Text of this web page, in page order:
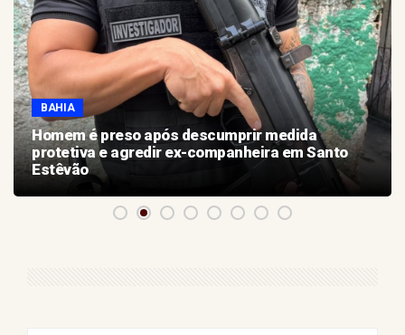
BAHIA
Homem é preso após descumprir medida
protetiva e agredir ex-companheira em Santo
Estêvão